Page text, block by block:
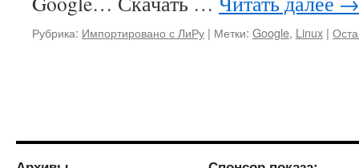
Рубрика: Импортировано с ЛиРу | Метки: Google, Linux |